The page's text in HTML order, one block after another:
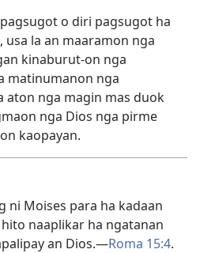
o diri pagsugot ha
usa la an maaramon nga
kinaburut-on nga
matinumanon nga
aton nga magin mas duok
nga Dios nga pirme
kaopayan.
ni Moises para ha kadaan
naaplikar ha ngatanan
an Dios.—Roma 15:4.